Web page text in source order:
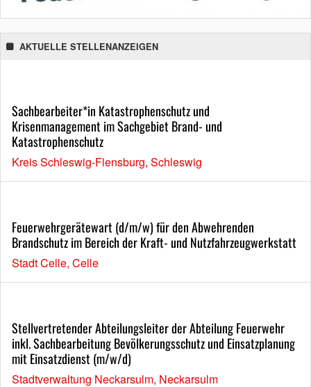
AKTUELLE STELLENANZEIGEN
Sachbearbeiter*in Katastrophenschutz und
Krisenmanagement im Sachgebiet Brand- und
Katastrophenschutz
Kreis Schleswig-Flensburg, Schleswig
Feuerwehrgerätewart (d/m/w) für den Abwehrenden
Brandschutz im Bereich der Kraft- und Nutzfahrzeugwerkstatt
Stadt Celle, Celle
Stellvertretender Abteilungsleiter der Abteilung Feuerwehr
inkl. Sachbearbeitung Bevölkerungsschutz und Einsatzplanung
mit Einsatzdienst (m/w/d)
Stadtverwaltung Neckarsulm, Neckarsulm